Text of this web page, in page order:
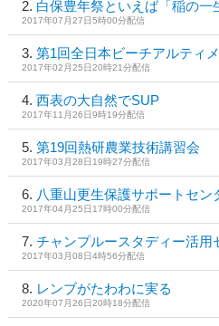
白保豊年祭といえば「稲の一
2017年07月27日5時00分配信
第1回全日本ビーチアルティ
2017年02月25日20時21分配信
西表の大自然でSUP
2017年11月26日9時19分配信
第19回熱研農業技術講習会
2017年03月28日19時27分配信
八重山更生保護サポートセン
2017年04月25日17時00分配信
チャンプルースタディー活用
2017年03月08日4時56分配信
レンブがたわわに実る
2020年07月26日20時18分配信